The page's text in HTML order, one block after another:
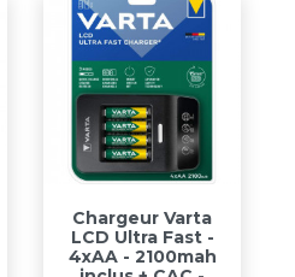
Chargeur Varta
LCD Ultra Fast -
4xAA - 2100mah